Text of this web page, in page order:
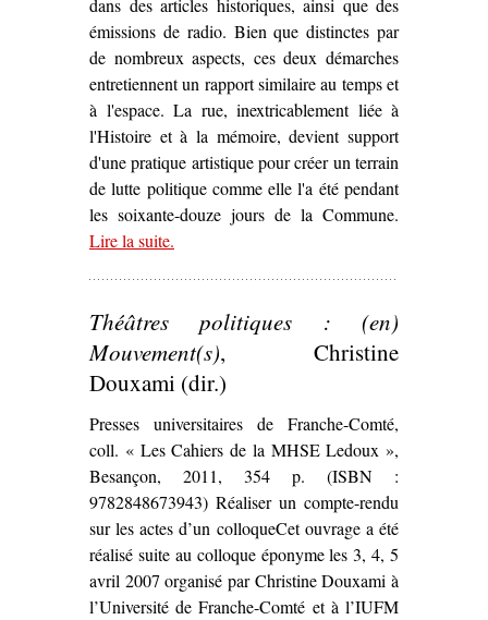
dans des articles historiques, ainsi que des
émissions de radio. Bien que distinctes par
de nombreux aspects, ces deux démarches
entretiennent un rapport similaire au temps et
à l'espace. La rue, inextricablement liée à
l'Histoire et à la mémoire, devient support
d'une pratique artistique pour créer un terrain
de lutte politique comme elle l'a été pendant
les soixante-douze jours de la Commune.
Lire la suite– ‘La Commune « marouflée » dans Paris :
.
Théâtres politiques : (en)
Mouvement(s), Christine
Douxami (dir.)
Presses universitaires de Franche-Comté,
coll. « Les Cahiers de la MHSE Ledoux »,
Besançon, 2011, 354 p. (ISBN :
9782848673943) Réaliser un compte-rendu
sur les actes d’un colloqueCet ouvrage a été
réalisé suite au colloque éponyme les 3, 4, 5
avril 2007 organisé par Christine Douxami à
l’Université de Franche-Comté et à l’IUFM